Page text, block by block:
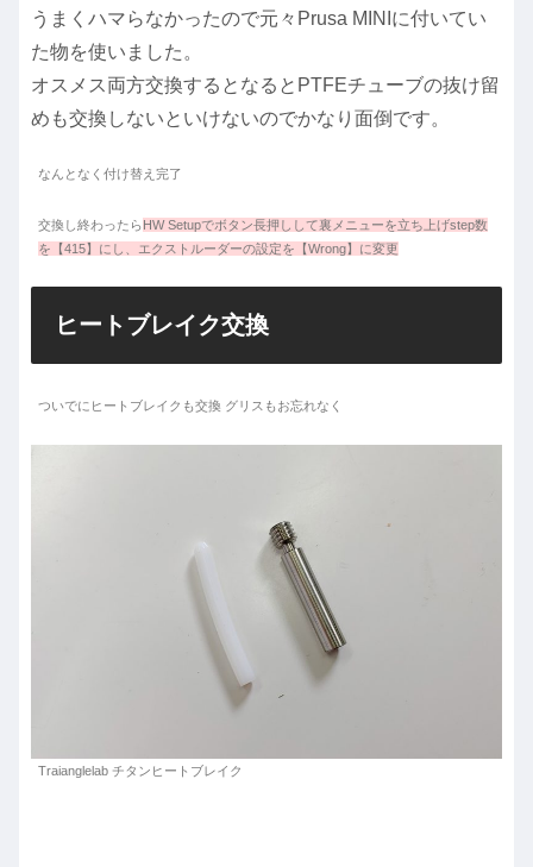
うまくハマらなかったので元々Prusa MINIに付いてい
た物を使いました。
オスメス両方交換するとなるとPTFEチューブの抜け留
めも交換しないといけないのでかなり面倒です。
なんとなく付け替え完了
交換し終わったらHW Setupでボタン長押しして裏メニューを立ち上げstep数
を【415】にし、エクストルーダーの設定を【Wrong】に変更
ヒートブレイク交換
ついでにヒートブレイクも交換 グリスもお忘れなく
Traianglelab チタンヒートブレイク